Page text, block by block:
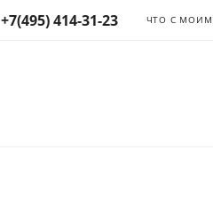
+7(495) 414-31-23 ЧТО С МОИМ